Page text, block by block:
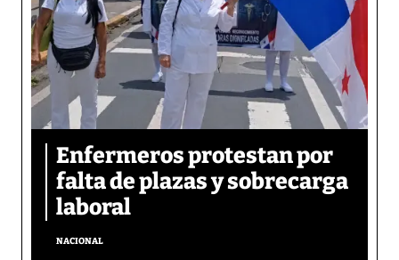
Enfermeros protestan por
falta de plazas y sobrecarga
laboral
NACIONAL